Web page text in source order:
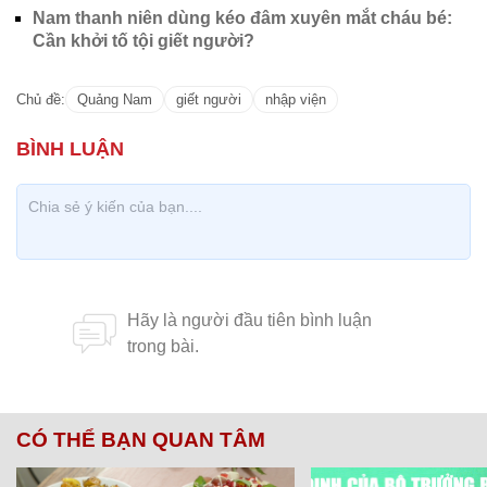
Nam thanh niên dùng kéo đâm xuyên mắt cháu bé:
Cần khởi tố tội giết người?
Chủ đề: Quảng Nam giết người nhập viện
CÓ THỂ BẠN QUAN TÂM